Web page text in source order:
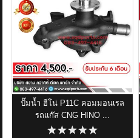
ปั๊มน้ำ ฮีโน่ P11C คอมมอนเรล
รถแก๊ส CNG HINO ...